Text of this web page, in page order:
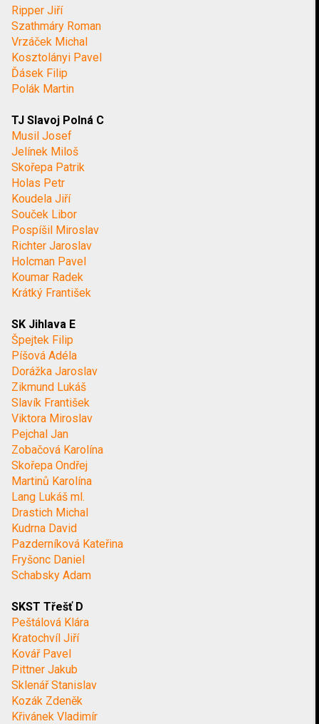
Ripper Jiří
Szathmáry Roman
Vrzáček Michal
Kosztolányi Pavel
Ďásek Filip
Polák Martin
TJ Slavoj Polná C
Musil Josef
Jelínek Miloš
Skořepa Patrik
Holas Petr
Koudela Jiří
Souček Libor
Pospíšil Miroslav
Richter Jaroslav
Holcman Pavel
Koumar Radek
Krátký František
SK Jihlava E
Špejtek Filip
Píšová Adéla
Dorážka Jaroslav
Zikmund Lukáš
Slavík František
Viktora Miroslav
Pejchal Jan
Zobačová Karolína
Skořepa Ondřej
Martinů Karolína
Lang Lukáš ml.
Drastich Michal
Kudrna David
Pazderníková Kateřina
Fryšonc Daniel
Schabsky Adam
SKST Třešť D
Peštálová Klára
Kratochvíl Jiří
Kovář Pavel
Pittner Jakub
Sklenář Stanislav
Kozák Zdeněk
Křivánek Vladimír